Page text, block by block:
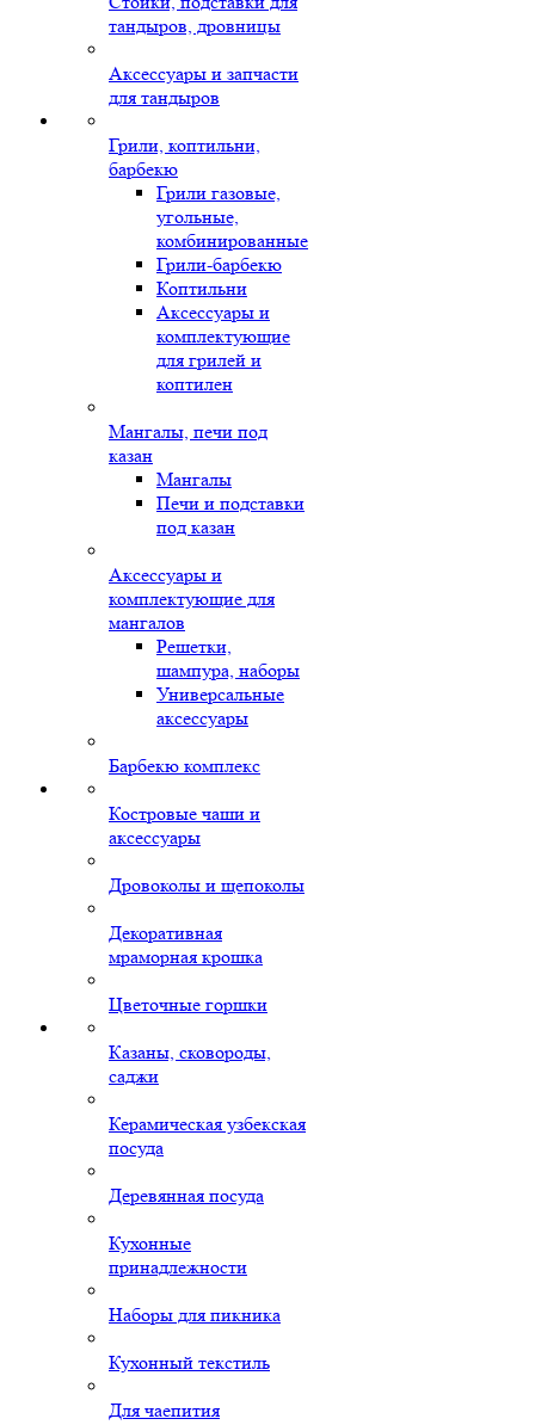
тандыров, дровницы
Аксессуары и запчасти
для тандыров
Грили, коптильни,
барбекю
Грили газовые,
угольные,
комбинированные
Грили-барбекю
Коптильни
Аксессуары и
комплектующие
для грилей и
коптилен
Мангалы, печи под
казан
Мангалы
Печи и подставки
под казан
Аксессуары и
комплектующие для
мангалов
Решетки,
шампура, наборы
Универсальные
аксессуары
Барбекю комплекс
Костровые чаши и
аксессуары
Дровоколы и щепоколы
Декоративная
мраморная крошка
Цветочные горшки
Казаны, сковороды,
саджи
Керамическая узбекская
посуда
Деревянная посуда
Кухонные
принадлежности
Наборы для пикника
Кухонный текстиль
Для чаепития